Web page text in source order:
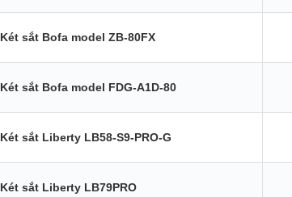
Két sắt Bofa model ZB-80FX
Két sắt Bofa model FDG-A1D-80
Két sắt Liberty LB58-S9-PRO-G
Két sắt Liberty LB79PRO